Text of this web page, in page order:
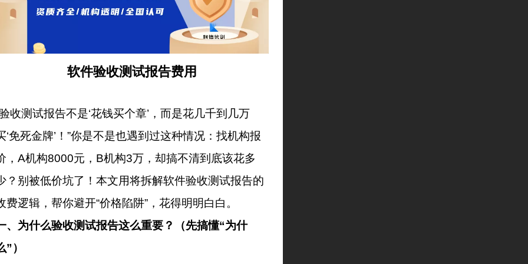
软件验收测试报告费用
收测试报告不是‘花钱买个章’，而是花几千到几万
‘免死金牌’！”你是不是也遇到过这种情况：找机构报
，A机构8000元，B机构3万，却搞不清到底该花多
？别被低价坑了！本文用将拆解软件验收测试报告的
费逻辑，帮你避开“价格陷阱”，花得明明白白。
、为什么验收测试报告这么重要？（先搞懂“为什
”）